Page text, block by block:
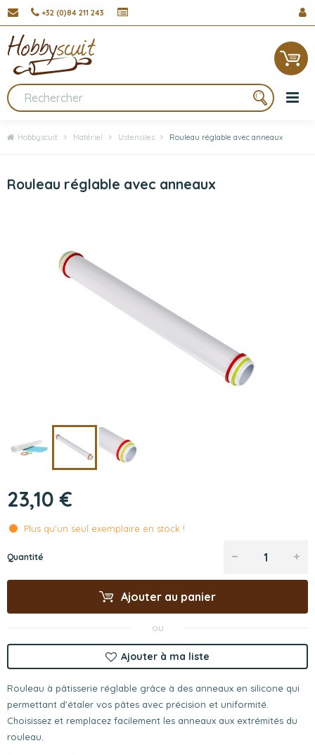
+32 (0)84 211 243
Hobbyscuit Matériel Ustensiles Rouleau réglable avec anneaux
Rouleau réglable avec anneaux
23,10 €
Plus qu'un seul exemplaire en stock !
Quantité
Ajouter au panier
ou
Ajouter à ma liste
Rouleau à pâtisserie réglable grâce à des anneaux en silicone qui
permettant d'étaler vos pâtes avec précision et uniformité.
Choisissez et remplacez facilement les anneaux aux extrémités du
rouleau.